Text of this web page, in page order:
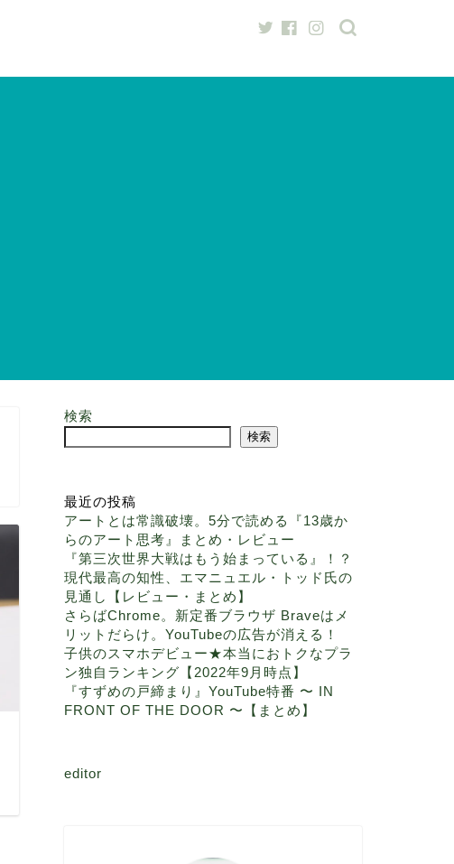
検索
検索
最近の投稿
アートとは常識破壊。5分で読める『13歳か
らのアート思考』まとめ・レビュー
『第三次世界大戦はもう始まっている』！？
現代最高の知性、エマニュエル・トッド氏の
見通し【レビュー・まとめ】
さらばChrome。新定番ブラウザ Braveはメ
リットだらけ。YouTubeの広告が消える！
子供のスマホデビュー★本当におトクなプラ
ン独自ランキング【2022年9月時点】
『すずめの戸締まり』YouTube特番 〜 IN
FRONT OF THE DOOR 〜【まとめ】
editor